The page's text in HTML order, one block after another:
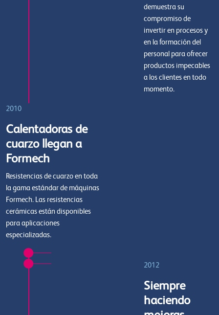
demuestra su
compromiso de
invertir en procesos y
en la formación del
personal para ofrecer
productos impecables
a los clientes en todo
momento.
2010
Calentadoras de
cuarzo llegan a
Formech
Resistencias de cuarzo en toda
la gama estándar de máquinas
Formech. Las resistencias
cerámicas están disponibles
para aplicaciones
especializadas.
2012
Siempre
haciendo